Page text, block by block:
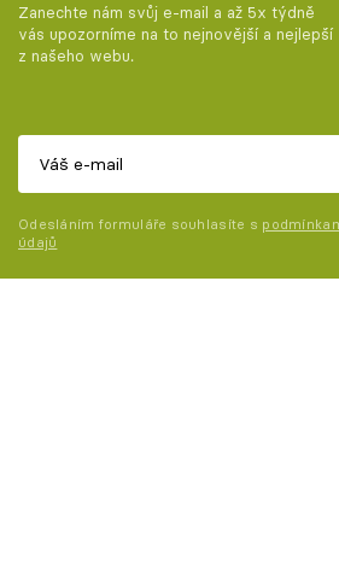
Zanechte nám svůj e-mail a až 5x týdně
vás upozorníme na to nejnovější a nejlepší
z našeho webu.
Odesláním formuláře souhlasíte s
údajů